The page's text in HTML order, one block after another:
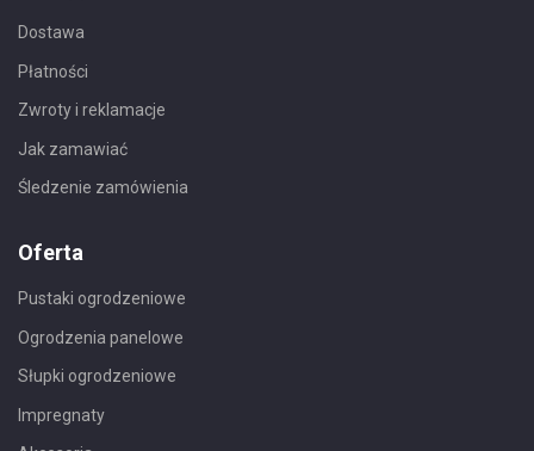
Dostawa
Płatności
Zwroty i reklamacje
Jak zamawiać
Śledzenie zamówienia
Oferta
Pustaki ogrodzeniowe
Ogrodzenia panelowe
Słupki ogrodzeniowe
Impregnaty